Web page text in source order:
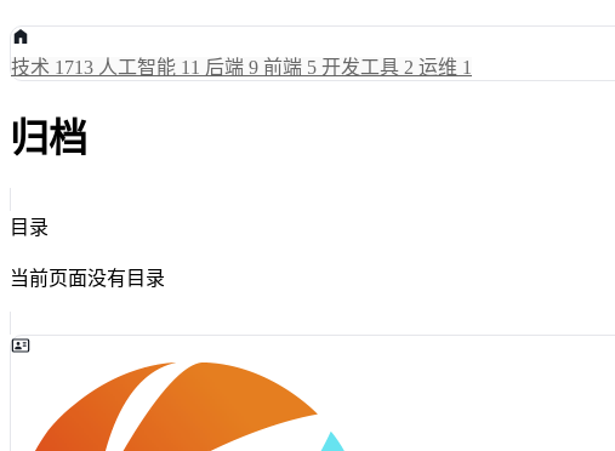
技术 1713 人工智能 11 后端 9 前端 5 开发工具 2 运维 1
归档
目录
当前页面没有目录